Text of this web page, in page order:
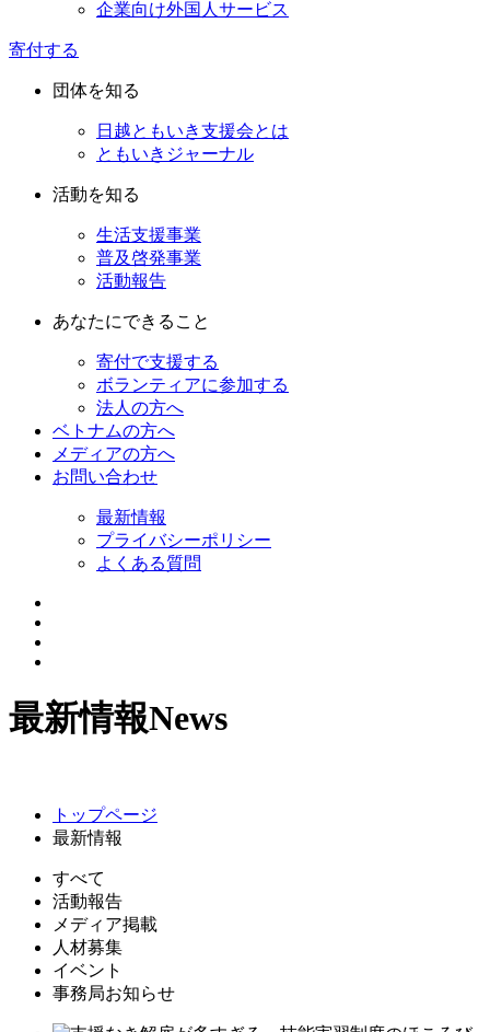
企業向け外国人サービス
寄付する
団体を知る
日越ともいき支援会とは
ともいきジャーナル
活動を知る
生活支援事業
普及啓発事業
活動報告
あなたにできること
寄付で支援する
ボランティアに参加する
法人の方へ
ベトナムの方へ
メディアの方へ
お問い合わせ
最新情報
プライバシーポリシー
よくある質問
最新情報News
トップページ
最新情報
すべて
活動報告
メディア掲載
人材募集
イベント
事務局お知らせ